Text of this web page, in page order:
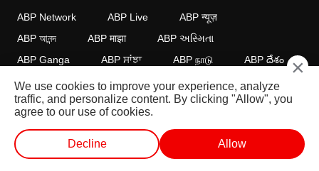
ABP Network ABP Live
ABP न्यूज़
ABP আনন্দ
ABP माझा
ABP અસ્મિતા
ABP Ganga
ABP ਸਾਂਝਾ ABP நாடு ABP దేశం
FOLLOW US
This website follows the DNPA Code of Ethics. Copyright@2026.
All rights reserved.
×
We use cookies to improve your experience, analyze
traffic, and personalize content. By clicking "Allow", you
agree to our use of cookies.
Decline Allow